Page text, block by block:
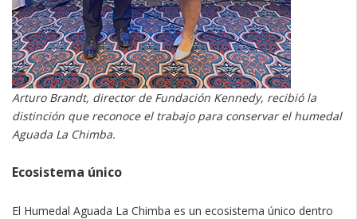
Arturo Brandt, director de Fundación Kennedy, recibió la
distinción que reconoce el trabajo para conservar el humedal
Aguada La Chimba.
Ecosistema único
El Humedal Aguada La Chimba es un ecosistema único dentro